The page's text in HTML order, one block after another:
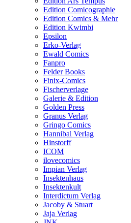
Edition Comicographie
Edition Comics & Mehr
Edition Kwimbi
Epsilon
Erko-Verlag
Ewald Comics
Fanpro
Felder Books
Finix-Comics
Fischerverlage
Galerie & Edition
Golden Press
Granus Verlag
Gringo Comics
Hannibal Verlag
Hinstorff
ICOM
ilovecomics
Impian Verlag
Insektenhaus
Insektenkult
Interdictum Verlag
Jacoby & Stuart
Jaja Verlag